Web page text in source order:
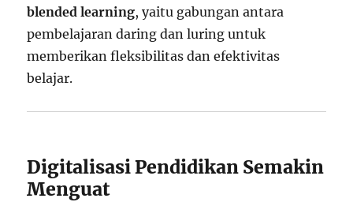
blended learning, yaitu gabungan antara
pembelajaran daring dan luring untuk
memberikan fleksibilitas dan efektivitas
belajar.
Digitalisasi Pendidikan Semakin
Menguat